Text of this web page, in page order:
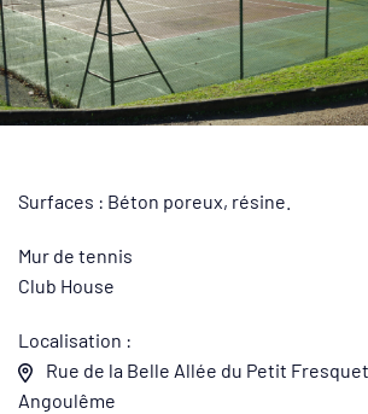
Surfaces : Béton poreux, résine.
Mur de tennis
Club House
Localisation :
Rue de la Belle Allée du Petit
Angoulême